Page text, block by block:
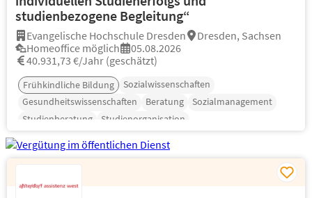
studienbezogene Begleitung“
Evangelische Hochschule Dresden
Dresden, Sachsen
Homeoffice möglich
05.08.2026
40.931,73 €/Jahr (geschätzt)
Frühkindliche Bildung
Sozialwissenschaften
Gesundheitswissenschaften
Beratung
Sozialmanagement
Studienberatung
Studienorganisation